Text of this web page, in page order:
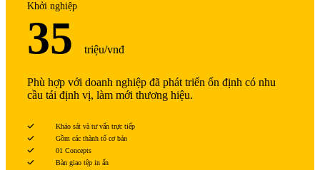
Khởi nghiệp
35 triệu/vnđ
Phù hợp với doanh nghiệp đã phát triển ổn định có nhu
cầu tái định vị, làm mới thương hiệu.
Khảo sát và tư vấn trực tiếp
Gồm các thành tố cơ bản
01 Concepts
Bàn giao tệp in ấn